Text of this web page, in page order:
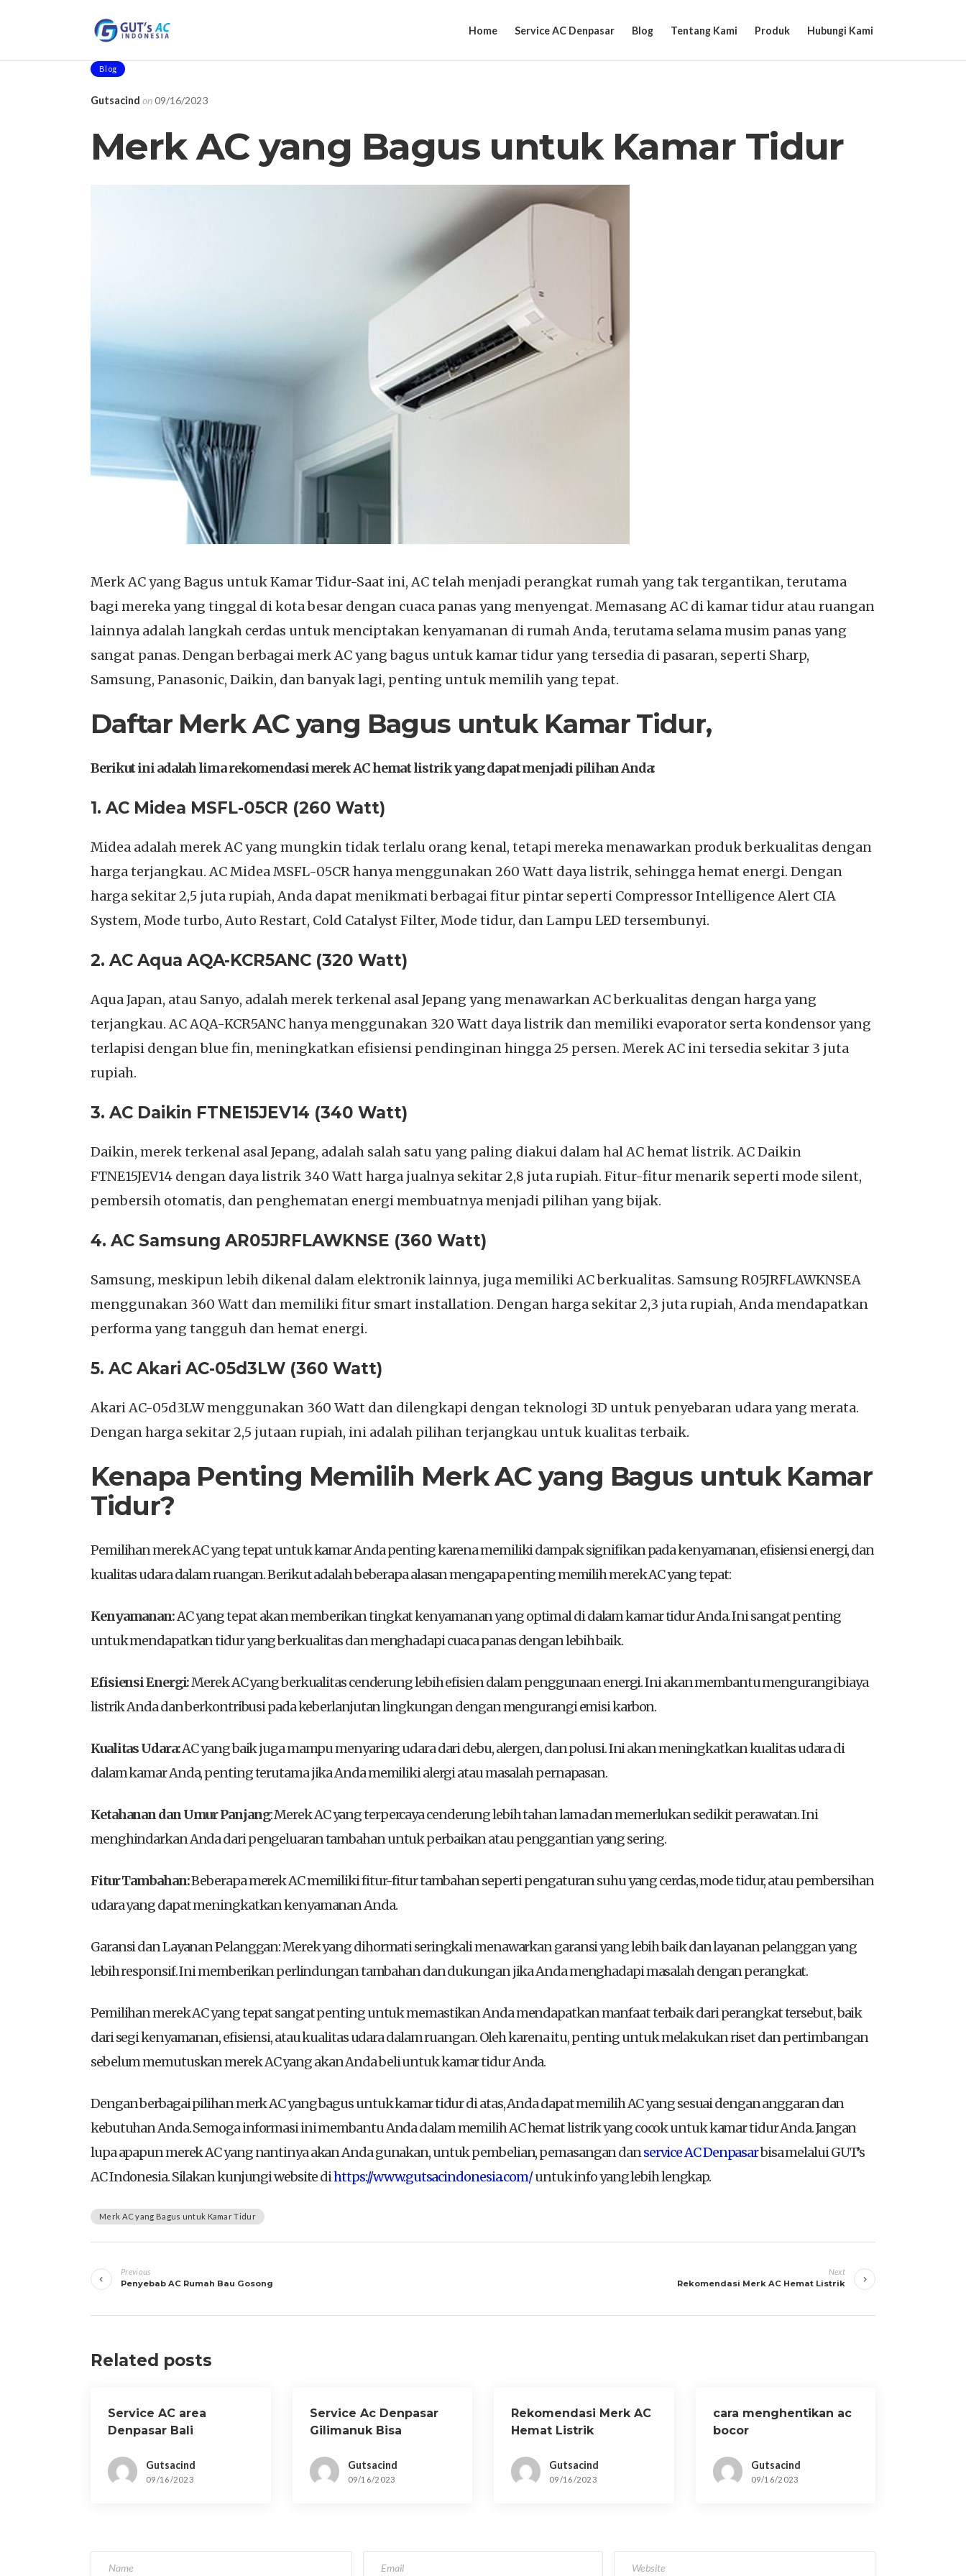
Home Service AC Denpasar Blog Tentang Kami Produk Hubungi Kami
Blog
Gutsacind on09/16/2023
Merk AC yang Bagus untuk Kamar Tidur
Merk AC yang Bagus untuk Kamar Tidur-Saat ini, AC telah menjadi perangkat rumah yang tak tergantikan, terutama
bagi mereka yang tinggal di kota besar dengan cuaca panas yang menyengat. Memasang AC di kamar tidur atau ruangan
lainnya adalah langkah cerdas untuk menciptakan kenyamanan di rumah Anda, terutama selama musim panas yang
sangat panas. Dengan berbagai merk AC yang bagus untuk kamar tidur yang tersedia di pasaran, seperti Sharp,
Samsung, Panasonic, Daikin, dan banyak lagi, penting untuk memilih yang tepat.
Daftar Merk AC yang Bagus untuk Kamar Tidur,
Berikut ini adalah lima rekomendasi merek AC hemat listrik yang dapat menjadi pilihan Anda:
1. AC Midea MSFL-05CR (260 Watt)
Midea adalah merek AC yang mungkin tidak terlalu orang kenal, tetapi mereka menawarkan produk berkualitas dengan
harga terjangkau. AC Midea MSFL-05CR hanya menggunakan 260 Watt daya listrik, sehingga hemat energi. Dengan
harga sekitar 2,5 juta rupiah, Anda dapat menikmati berbagai fitur pintar seperti Compressor Intelligence Alert CIA
System, Mode turbo, Auto Restart, Cold Catalyst Filter, Mode tidur, dan Lampu LED tersembunyi.
2. AC Aqua AQA-KCR5ANC (320 Watt)
Aqua Japan, atau Sanyo, adalah merek terkenal asal Jepang yang menawarkan AC berkualitas dengan harga yang
terjangkau. AC AQA-KCR5ANC hanya menggunakan 320 Watt daya listrik dan memiliki evaporator serta kondensor yang
terlapisi dengan blue fin, meningkatkan efisiensi pendinginan hingga 25 persen. Merek AC ini tersedia sekitar 3 juta
rupiah.
3. AC Daikin FTNE15JEV14 (340 Watt)
Daikin, merek terkenal asal Jepang, adalah salah satu yang paling diakui dalam hal AC hemat listrik. AC Daikin
FTNE15JEV14 dengan daya listrik 340 Watt harga jualnya sekitar 2,8 juta rupiah. Fitur-fitur menarik seperti mode silent,
pembersih otomatis, dan penghematan energi membuatnya menjadi pilihan yang bijak.
4. AC Samsung AR05JRFLAWKNSE (360 Watt)
Samsung, meskipun lebih dikenal dalam elektronik lainnya, juga memiliki AC berkualitas. Samsung R05JRFLAWKNSEA
menggunakan 360 Watt dan memiliki fitur smart installation. Dengan harga sekitar 2,3 juta rupiah, Anda mendapatkan
performa yang tangguh dan hemat energi.
5. AC Akari AC-05d3LW (360 Watt)
Akari AC-05d3LW menggunakan 360 Watt dan dilengkapi dengan teknologi 3D untuk penyebaran udara yang merata.
Dengan harga sekitar 2,5 jutaan rupiah, ini adalah pilihan terjangkau untuk kualitas terbaik.
Kenapa Penting Memilih Merk AC yang Bagus untuk Kamar
Tidur?
Pemilihan merek AC yang tepat untuk kamar Anda penting karena memiliki dampak signifikan pada kenyamanan, efisiensi energi, dan
kualitas udara dalam ruangan. Berikut adalah beberapa alasan mengapa penting memilih merek AC yang tepat:
Kenyamanan:AC yang tepat akan memberikan tingkat kenyamanan yang optimal di dalam kamar tidur Anda. Ini sangat penting
untuk mendapatkan tidur yang berkualitas dan menghadapi cuaca panas dengan lebih baik.
Efisiensi Energi:Merek AC yang berkualitas cenderung lebih efisien dalam penggunaan energi. Ini akan membantu mengurangi biaya
listrik Anda dan berkontribusi pada keberlanjutan lingkungan dengan mengurangi emisi karbon.
Kualitas Udara:AC yang baik juga mampu menyaring udara dari debu, alergen, dan polusi. Ini akan meningkatkan kualitas udara di
dalam kamar Anda, penting terutama jika Anda memiliki alergi atau masalah pernapasan.
Ketahanan dan Umur Panjang: Merek AC yang terpercaya cenderung lebih tahan lama dan memerlukan sedikit perawatan. Ini
menghindarkan Anda dari pengeluaran tambahan untuk perbaikan atau penggantian yang sering.
Fitur Tambahan:Beberapa merek AC memiliki fitur-fitur tambahan seperti pengaturan suhu yang cerdas, mode tidur, atau pembersihan
udara yang dapat meningkatkan kenyamanan Anda.
Garansi dan Layanan Pelanggan: Merek yang dihormati seringkali menawarkan garansi yang lebih baik dan layanan pelanggan yang
lebih responsif. Ini memberikan perlindungan tambahan dan dukungan jika Anda menghadapi masalah dengan perangkat.
Pemilihan merek AC yang tepat sangat penting untuk memastikan Anda mendapatkan manfaat terbaik dari perangkat tersebut, baik
dari segi kenyamanan, efisiensi, atau kualitas udara dalam ruangan. Oleh karena itu, penting untuk melakukan riset dan pertimbangan
sebelum memutuskan merek AC yang akan Anda beli untuk kamar tidur Anda.
Dengan berbagai pilihan merk AC yang bagus untuk kamar tidur di atas, Anda dapat memilih AC yang sesuai dengan anggaran dan
kebutuhan Anda. Semoga informasi ini membantu Anda dalam memilih AC hemat listrik yang cocok untuk kamar tidur Anda. Jangan
lupa apapun merek AC yang nantinya akan Anda gunakan, untuk pembelian, pemasangan danservice AC Denpasarbisa melalui GUT’s
AC Indonesia. Silakan kunjungi website dihttps://www.gutsacindonesia.com/untuk info yang lebih lengkap.
Merk AC yang Bagus untuk Kamar Tidur
posPrevious
Penyebab AC Rumah Bau Gosong
Next
Rekomendasi Merk AC Hemat Listrik
Related posts
Service AC area
Denpasar Bali
Gutsacind
09/16/2023
Service Ac Denpasar
Gilimanuk Bisa
Gutsacind
09/16/2023
Rekomendasi Merk AC
Hemat Listrik
Gutsacind
09/16/2023
cara menghentikan ac
bocor
Gutsacind
09/16/2023